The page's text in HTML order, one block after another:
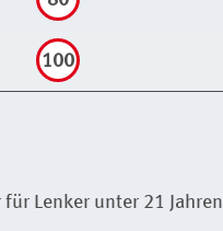
100
Lenker unter 21 Jahren